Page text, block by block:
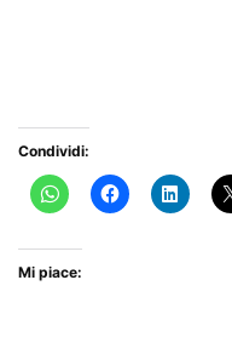
Condividi:
Mi piace: